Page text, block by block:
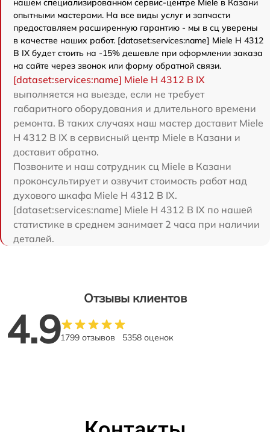
нашем специализированном сервис-центре Miele в Казани
опытными мастерами. На все виды услуг и запчасти
предоставляем расширенную гарантию - мы в сц уверены
в качестве наших работ. [dataset:services:name] Miele H 4312
B IX будет стоить на -15% дешевле при оформлении заказа
на сайте через звонок или форму обратной связи.
[dataset:services:name] Miele H 4312 B IX
выполняется на выезде, если не требует
габаритного оборудования и длительного времени
ремонта. В таких случаях наш мастер доставит Miele
H 4312 B IX в сервисный центр Miele в Казани и
доставит обратно.
Позвоните и наш сотрудник сц Miele в Казани
проконсультирует и озвучит стоимость работ над
духового шкафа Miele H 4312 B IX.
[dataset:services:name] Miele H 4312 B IX по нашей
статистике в среднем занимает 2 часа при наличии
деталей.
Отзывы клиентов
4.91799 отзывов 5358 оценок